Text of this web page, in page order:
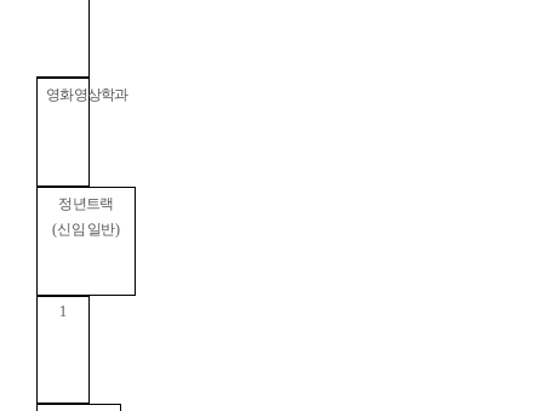
영화영상학과
정년트랙
(신임 일반)
1